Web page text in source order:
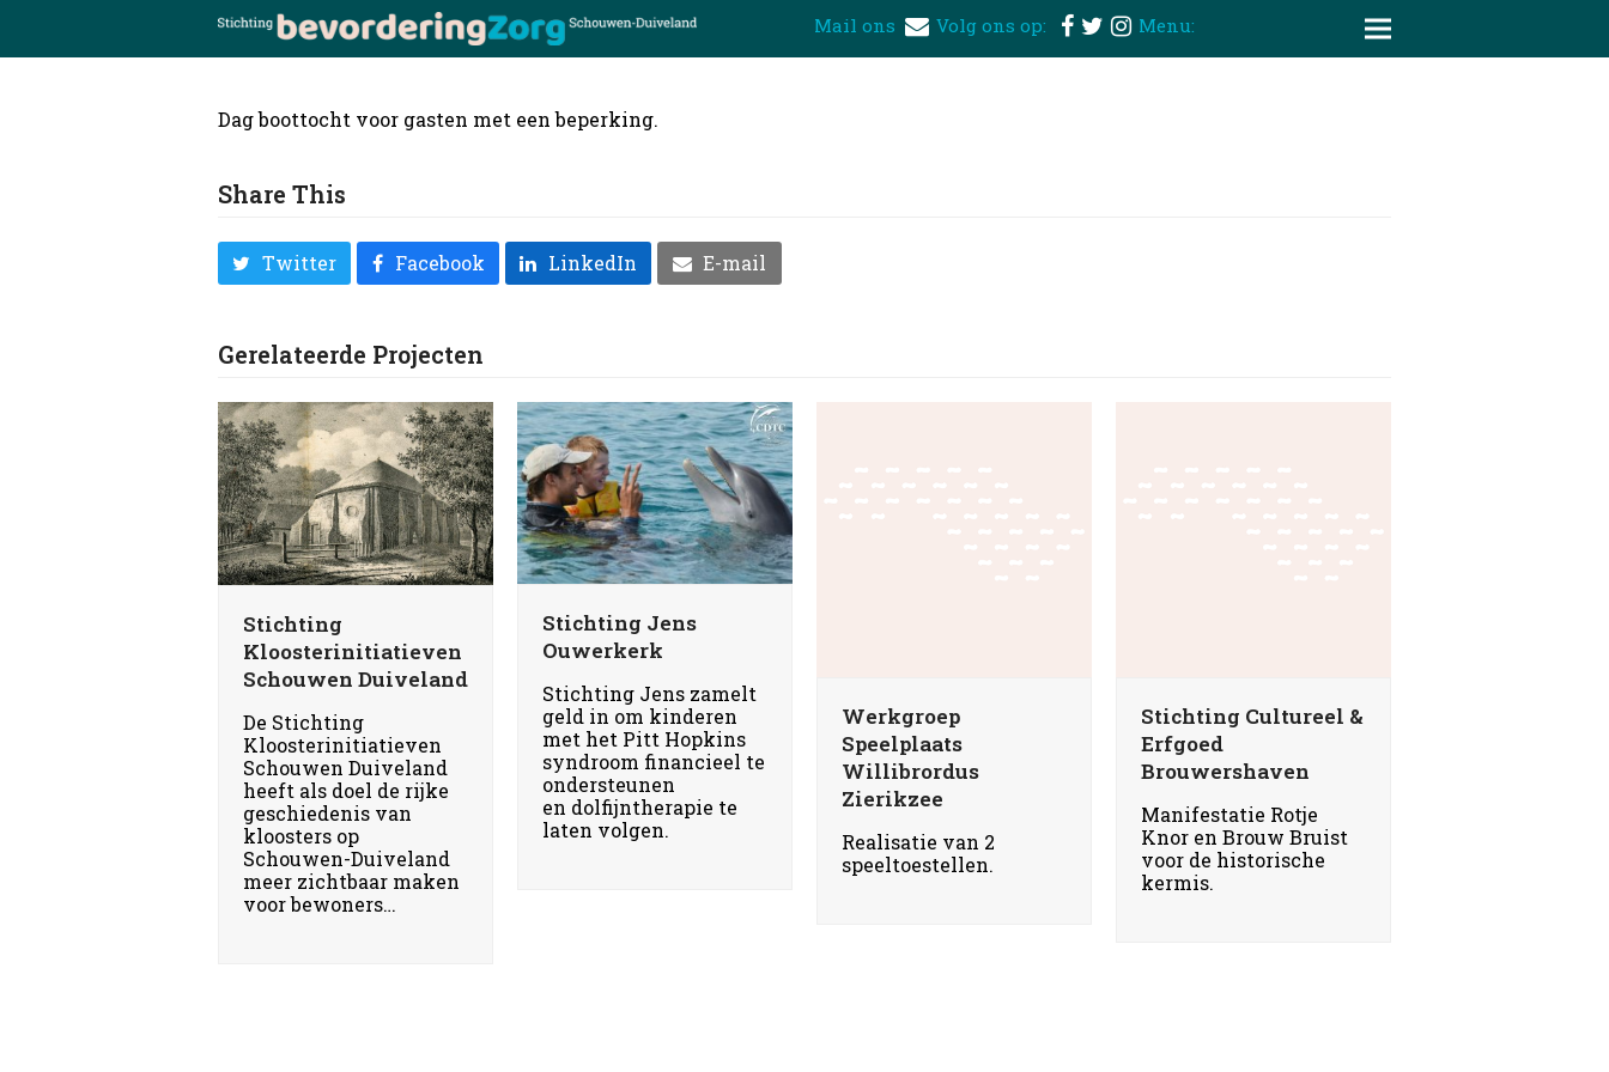
Mail ons Volg ons op: Menu:
Dag boottocht voor gasten met een beperking.
Share This
Twitter Facebook LinkedIn E-mail
Gerelateerde Projecten
Stichting
Kloosterinitiatieven
Schouwen Duiveland
De Stichting
Kloosterinitiatieven
Schouwen Duiveland
heeft als doel de rijke
geschiedenis van
kloosters op
Schouwen-Duiveland
meer zichtbaar maken
voor bewoners…
Stichting Jens
Ouwerkerk
Stichting Jens zamelt
geld in om kinderen
met het Pitt Hopkins
syndroom financieel te
ondersteunen
en dolfijntherapie te
laten volgen.
Werkgroep
Speelplaats
Willibrordus
Zierikzee
Realisatie van 2
speeltoestellen.
Stichting Cultureel &
Erfgoed
Brouwershaven
Manifestatie Rotje
Knor en Brouw Bruist
voor de historische
kermis.